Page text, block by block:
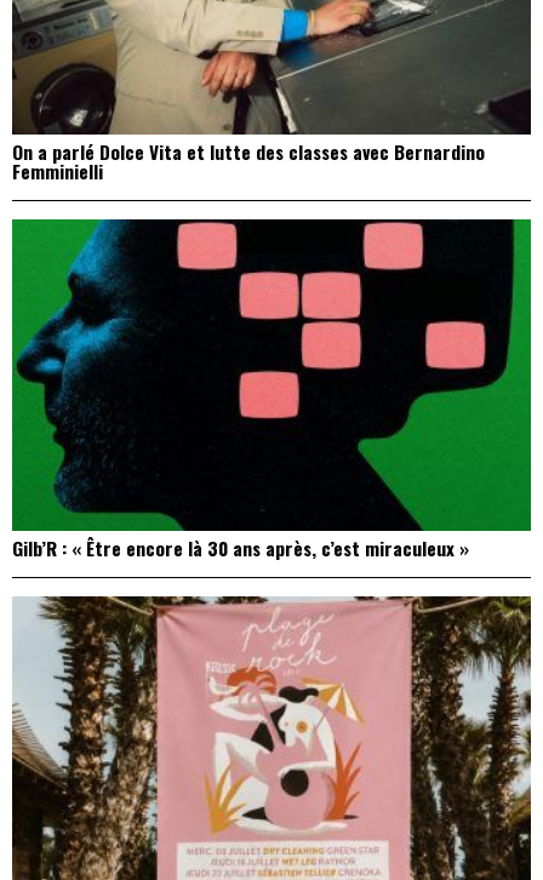
On a parlé Dolce Vita et lutte des classes avec Bernardino
Femminielli
Gilb’R : « Être encore là 30 ans après, c’est miraculeux »